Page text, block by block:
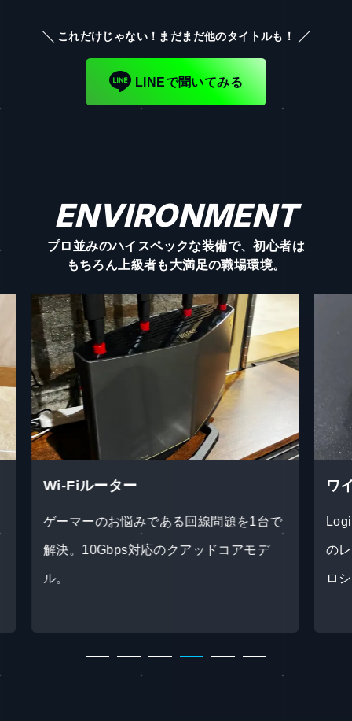
╲ これだけじゃない！まだまだ他のタイトルも！ ╱
LINEで聞いてみる
ENVIRONMENT
プロ並みのハイスペックな装備で、初心者は
もちろん上級者も大満足の職場環境。
ワイヤレスゲーミングマウス
Logicool G G703 LIGHTSPEEDは有線級
のレスポンスと安定性を備えており、プ
ロシーンでも信頼される性能。